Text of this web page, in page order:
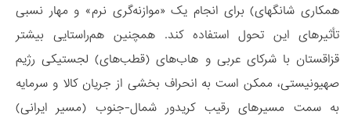
همکاری شانگهای) برای انجام یک «موازنه‌گری نرم» و مهار نسبی
تأثیرهای این تحول استفاده کند. همچنین هم‌راستایی بیشتر
قزاقستان با شرکای عربی و هاب‌های (قطب‌های) لجستیکی رژیم
صهیونیستی، ممکن است به انحراف بخشی از جریان کالا و سرمایه
به سمت مسیرهای رقیب کریدور شمال-جنوب (مسیر ایرانی)